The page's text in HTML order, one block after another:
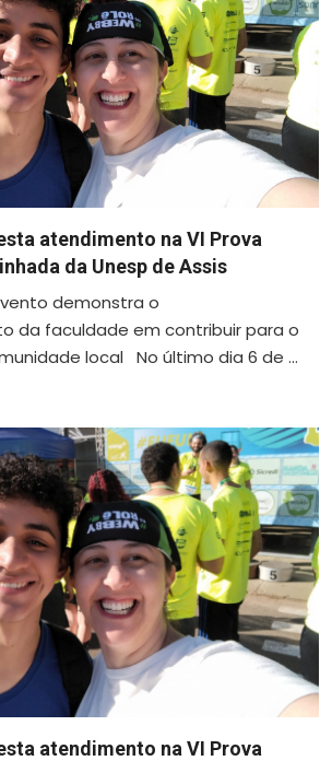
atendimento na VI Prova
da Unesp de Assis
demonstra o
da faculdade em contribuir para o
local No último dia 6 de ...
atendimento na VI Prova